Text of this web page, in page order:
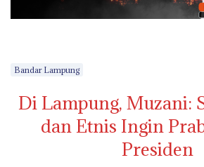
Bandar Lampung
Di Lampung, Muzani:
dan Etnis Ingin
Presiden